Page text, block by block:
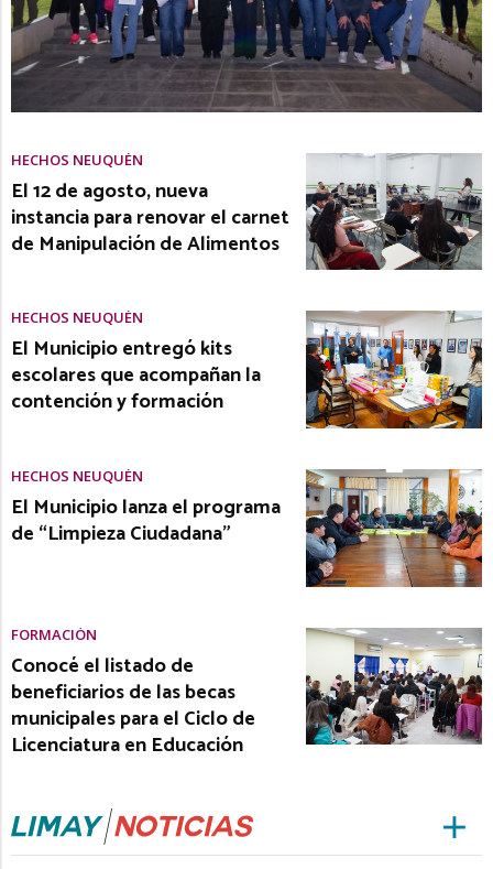
HECHOS NEUQUÉN
El 12 de agosto, nueva
instancia para renovar el carnet
de Manipulación de Alimentos
HECHOS NEUQUÉN
El Municipio entregó kits
escolares que acompañan la
contención y formación
HECHOS NEUQUÉN
El Municipio lanza el programa
de “Limpieza Ciudadana”
FORMACIÓN
Conocé el listado de
beneficiarios de las becas
municipales para el Ciclo de
Licenciatura en Educación